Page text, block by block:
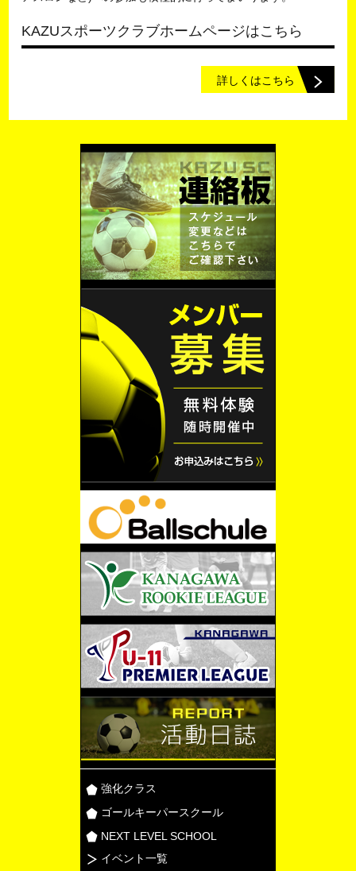
KAZUスポーツクラブホームページはこちら
詳しくはこちら
強化クラス
ゴールキーパースクール
NEXT LEVEL SCHOOL
イベント一覧